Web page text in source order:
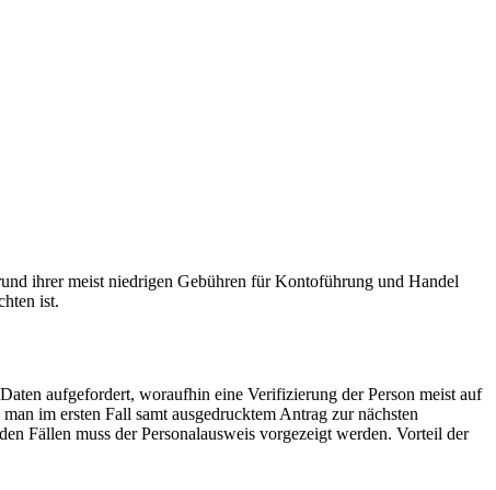
ihrer meist niedrigen Gebühren für Kontoführung und Handel
ist.
aufgefordert, woraufhin eine Verifizierung der Person meist auf
im ersten Fall samt ausgedrucktem Antrag zur nächsten
Fällen muss der Personalausweis vorgezeigt werden. Vorteil der